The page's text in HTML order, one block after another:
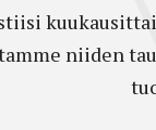
niiden